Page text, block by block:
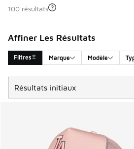
100 résultats
Affiner Les Résultats
Filtres Marque Modèle
Search Results